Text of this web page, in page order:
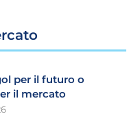
per il futuro o
il mercato